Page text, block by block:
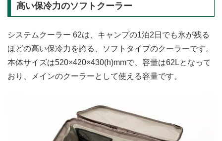
高い保冷力のソフトクーラー
システムクーラー 62は、キャンプの1泊2日でも氷が残る
ほどの高い保冷力を誇る、ソフトタイプのクーラーです。
本体サイズは520×420×430(h)mmで、容量は62Lとなって
おり、メインのクーラーとして使える容量です。